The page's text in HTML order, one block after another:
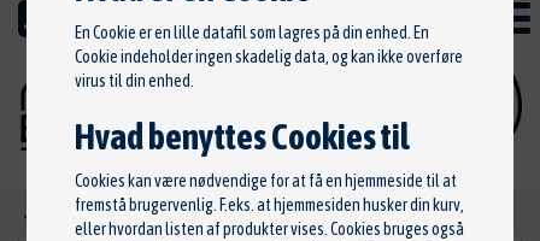
Ny søgning
En Cookie er en lille datafil som lagres på din enhed. En
Cookie indeholder ingen skadelig data, og kan ikke overføre
virus til din enhed.
Hvad benyttes Cookies til
Cookies kan være nødvendige for at få en hjemmeside til at
fremstå brugervenlig. F.eks. at hjemmesiden husker din kurv,
eller hvordan listen af produkter vises. Cookies bruges også